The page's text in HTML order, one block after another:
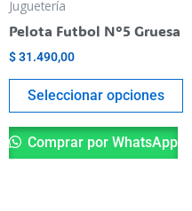
Juguetería
Pelota Futbol N°5 Gruesa
$31.490,00
Seleccionar opciones
del
Comprar por WhatsApp